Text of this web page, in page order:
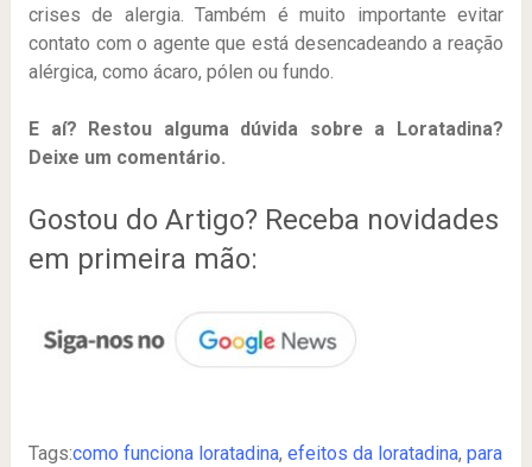
crises de alergia. Também é muito importante evitar
contato com o agente que está desencadeando a reação
alérgica, como ácaro, pólen ou fundo.
E aí? Restou alguma dúvida sobre a Loratadina?
Deixe um comentário.
Gostou do Artigo? Receba novidades
em primeira mão:
Tags:como funciona loratadina, efeitos da loratadina, para